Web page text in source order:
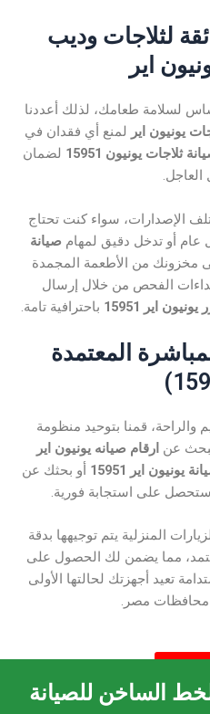
لثلاجات وديب
اير
لسلامة طعامك، لذلك أعددنا
يونيون اير لمنع أي فقدان في
ثلاجات يونيون 15951
لضمان
العاجل.
الإصدارات، سواء كنت تحتاج
عام أو تدخل دقيق لمهام صيانة
مخزونك من الأطعمة المجمدة
نداءات الفحص من خلال إرسال
اير 15951 باحترافية تامة.
المعتمدة
قمنا بتوحيد منظومة
عن ارقام صيانه يونيون اير
يونيون اير 15951
أو بحثك عن
على استجابة فورية.
المنزلية يتم توجيهها بدقة
مما يضمن لك الحصول على
تعيد أجهزتك لحالتها الأولى
محافظات مصر.
الساخن للصيانة